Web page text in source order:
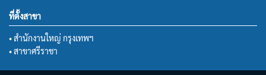
ที่ตั้งสาขา
• สำนักงานใหญ่ กรุงเทพฯ
• สาขาศรีราชา